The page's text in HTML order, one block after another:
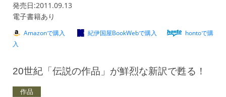
発売日:2011.09.13
電子書籍あり
Amazonで購入 紀伊国屋BookWebで購入
hontoで購
入
20世紀「伝説の作品」が鮮烈な新訳で甦る！
作品